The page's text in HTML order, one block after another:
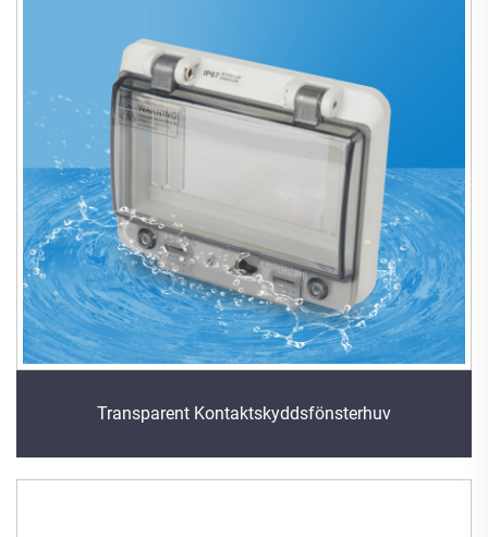
Transparent Kontaktskyddsfönsterhuv